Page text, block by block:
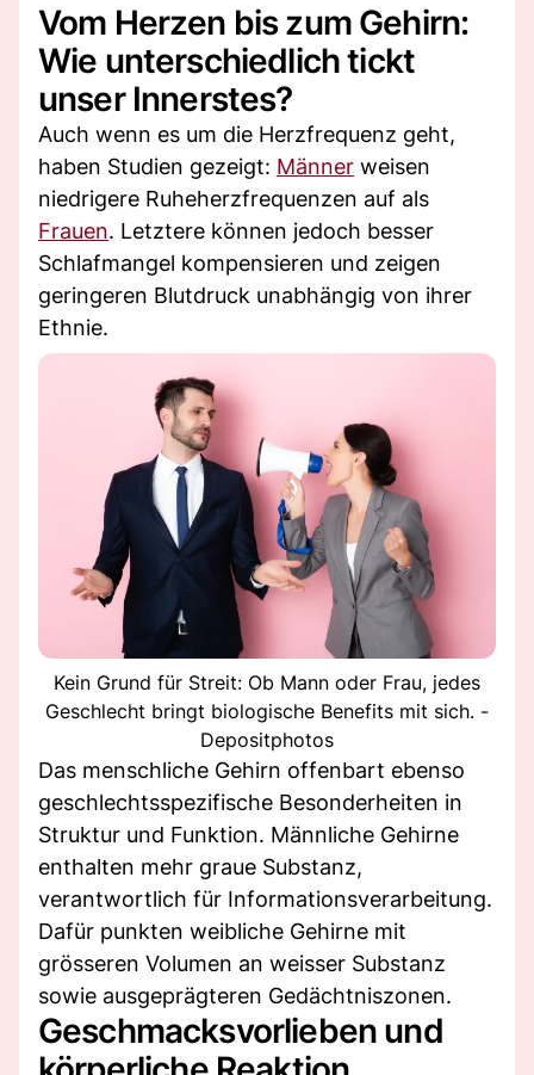
Vom Herzen bis zum Gehirn:
Wie unterschiedlich tickt
unser Innerstes?
Auch wenn es um die Herzfrequenz geht,
haben Studien gezeigt: Männer weisen
niedrigere Ruheherzfrequenzen auf als
Frauen. Letztere können jedoch besser
Schlafmangel kompensieren und zeigen
geringeren Blutdruck unabhängig von ihrer
Ethnie.
Kein Grund für Streit: Ob Mann oder Frau, jedes
Geschlecht bringt biologische Benefits mit sich. -
Depositphotos
Das menschliche Gehirn offenbart ebenso
geschlechtsspezifische Besonderheiten in
Struktur und Funktion. Männliche Gehirne
enthalten mehr graue Substanz,
verantwortlich für Informationsverarbeitung.
Dafür punkten weibliche Gehirne mit
grösseren Volumen an weisser Substanz
sowie ausgeprägteren Gedächtniszonen.
Geschmacksvorlieben und